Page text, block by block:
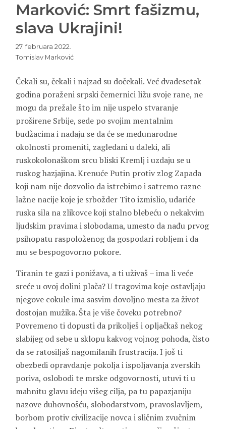
Marković: Smrt fašizmu,
slava Ukrajini!
27. februara 2022.
Tomislav Marković
Čekali su, čekali i najzad su dočekali. Već dvadesetak
godina poraženi srpski čemernici ližu svoje rane, ne
mogu da prežale što im nije uspelo stvaranje
proširene Srbije, sede po svojim mentalnim
budžacima i nadaju se da će se međunarodne
okolnosti promeniti, zagledani u daleki, ali
ruskokolonaškom srcu bliski Kremlj i uzdaju se u
ruskog hazjajina. Krenuće Putin protiv zlog Zapada
koji nam nije dozvolio da istrebimo i satremo razne
lažne nacije koje je srbožder Tito izmislio, udariće
ruska sila na zlikovce koji stalno blebeću o nekakvim
ljudskim pravima i slobodama, umesto da nađu prvog
psihopatu raspoloženog da gospodari robljem i da
mu se bespogovorno pokore.
Tiranin te gazi i ponižava, a ti uživaš – ima li veće
sreće u ovoj dolini plača? U tragovima koje ostavljaju
njegove cokule ima sasvim dovoljno mesta za život
dostojan mužika. Šta je više čoveku potrebno?
Povremeno ti dopusti da prikolješ i opljačkaš nekog
slabijeg od sebe u sklopu kakvog vojnog pohoda, čisto
da se ratosiljaš nagomilanih frustracija. I još ti
obezbedi opravdanje pokolja i ispoljavanja zverskih
poriva, oslobodi te mrske odgovornosti, utuvi ti u
mahnitu glavu ideju višeg cilja, pa tu papazjaniju
nazove duhovnošću, slobodarstvom, pravoslavljem,
borbom protiv civilizacije novca i sličnim zvučnim